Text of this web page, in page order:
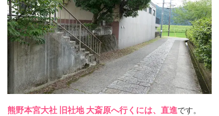
熊野本宮大社 旧社地 大斎原へ行くには、直進です。